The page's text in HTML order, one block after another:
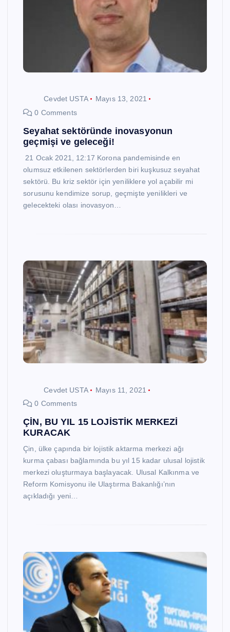
Cevdet USTA
Mayıs 13, 2021
0 Comments
Seyahat sektöründe inovasyonun
geçmişi ve geleceği!
21 Ocak 2021, 12:17 Korona pandemisinde en
olumsuz etkilenen sektörlerden biri kuşkusuz seyahat
sektörü. Bu kriz sektör için yeniliklere yol açabilir mi
sorusunu kendimize sorup, geçmişte yenilikleri ve
gelecekteki olası inovasyon…
Cevdet USTA
Mayıs 11, 2021
0 Comments
ÇİN, BU YIL 15 LOJİSTİK MERKEZİ
KURACAK
Çin, ülke çapında bir lojistik aktarma merkezi ağı
kurma çabası bağlamında bu yıl 15 kadar ulusal lojistik
merkezi oluşturmaya başlayacak. Ulusal Kalkınma ve
Reform Komisyonu ile Ulaştırma Bakanlığı’nın
açıkladığı yeni…